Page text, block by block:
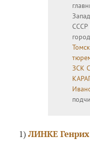
СССР
ЗСК
1) ЛИНКЕ Генрих